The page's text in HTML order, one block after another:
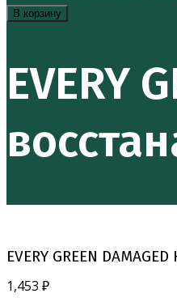
В корзину
EVERY
EVERY GREEN
1,453 ₽